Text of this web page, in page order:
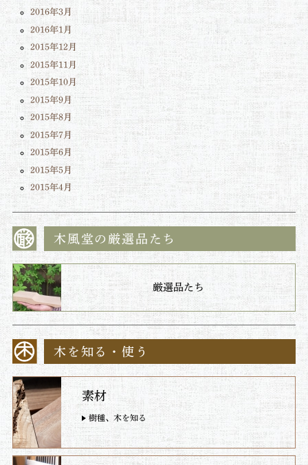
2016年3月
2016年1月
2015年12月
2015年11月
2015年10月
2015年9月
2015年8月
2015年7月
2015年6月
2015年5月
2015年4月
木風堂の厳選品たち
厳選品たち
木を知る・使う
素材
樹種、木を知る